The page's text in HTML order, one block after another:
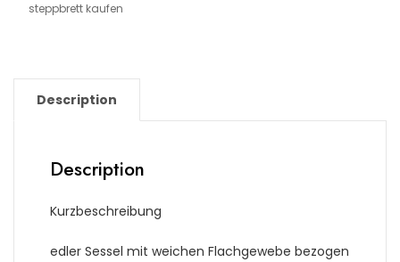
steppbrett kaufen
Description
Description
Kurzbeschreibung
edler Sessel mit weichen Flachgewebe bezogen